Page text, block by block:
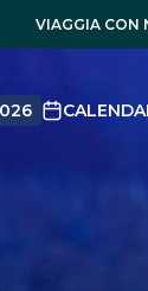
VIAGGIA CON